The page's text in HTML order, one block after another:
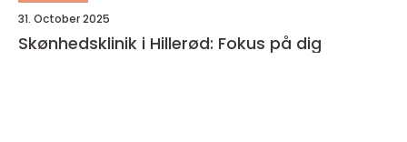
31. October 2025
Skønhedsklinik i Hillerød: Fokus på dig